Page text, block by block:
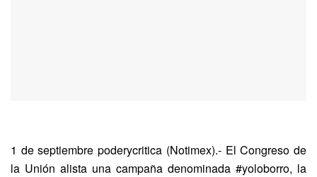
1 de septiembre poderycritica (Notimex).- El Congreso de
la Unión alista una campaña denominada #yoloborro, la